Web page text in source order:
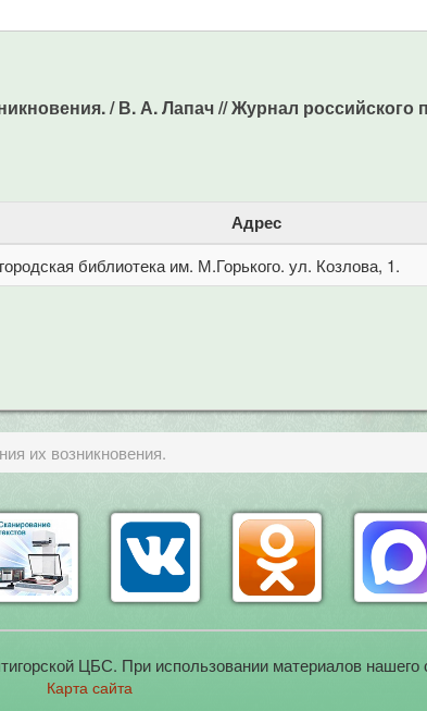
/ В. А. Лапач // Журнал российского
Адрес
библиотека им. М.Горького. ул. Козлова, 1.
их возникновения.
ЦБС. При использовании материалов нашего
Карта сайта